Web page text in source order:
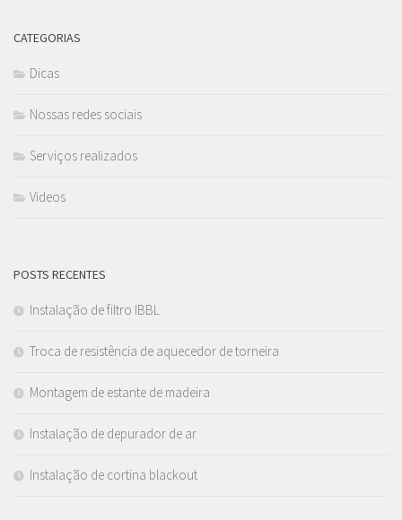
CATEGORIAS
Dicas
Nossas redes sociais
Serviços realizados
Videos
POSTS RECENTES
Instalação de filtro IBBL
Troca de resistência de aquecedor de torneira
Montagem de estante de madeira
Instalação de depurador de ar
Instalação de cortina blackout